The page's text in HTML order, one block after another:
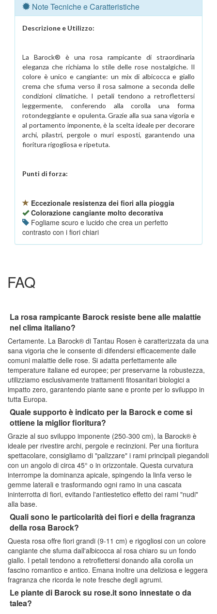
Note Tecniche e Caratteristiche
Descrizione e Utilizzo:
La Barock® è una rosa rampicante di straordinaria
eleganza che richiama lo stile delle rose nostalgiche. Il
colore è unico e cangiante: un mix di albicocca e giallo
crema che sfuma verso il rosa salmone a seconda delle
condizioni climatiche. I petali tendono a retroflettersi
leggermente, conferendo alla corolla una forma
rotondeggiante e opulenta. Grazie alla sua sana vigoria e
al portamento imponente, è la scelta ideale per decorare
archi, pilastri, pergole o muri esposti, garantendo una
fioritura rigogliosa e ripetuta.
Punti di forza:
Eccezionale resistenza dei fiori alla pioggia
Colorazione cangiante molto decorativa
Fogliame scuro e lucido che crea un perfetto
contrasto con i fiori chiari
FAQ
La rosa rampicante Barock resiste bene alle malattie
nel clima italiano?
Certamente. La Barock® di Tantau Rosen è caratterizzata da una
sana vigoria che le consente di difendersi efficacemente dalle
comuni malattie delle rose. Si adatta perfettamente alle
temperature italiane ed europee; per preservarne la robustezza,
utilizziamo esclusivamente trattamenti fitosanitari biologici a
impatto zero, garantendo piante sane e pronte per lo sviluppo in
tutta Europa.
Quale supporto è indicato per la Barock e come si
ottiene la miglior fioritura?
Grazie al suo sviluppo imponente (250-300 cm), la Barock® è
ideale per rivestire archi, pergole e recinzioni. Per una fioritura
spettacolare, consigliamo di "palizzare" i rami principali piegandoli
con un angolo di circa 45° o in orizzontale. Questa curvatura
interrompe la dominanza apicale, spingendo la linfa verso le
gemme laterali e trasformando ogni ramo in una cascata
ininterrotta di fiori, evitando l'antiestetico effetto dei rami "nudi"
alla base.
Quali sono le particolarità dei fiori e della fragranza
della rosa Barock?
Questa rosa offre fiori grandi (9-11 cm) e rigogliosi con un colore
cangiante che sfuma dall'albicocca al rosa chiaro su un fondo
giallo. I petali tendono a retroflettersi donando alla corolla un
fascino romantico e antico. Emana inoltre una deliziosa e leggera
fragranza che ricorda le note fresche degli agrumi.
Le piante di Barock su rose.it sono innestate o da
talea?